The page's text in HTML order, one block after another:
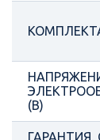
(В)
ГАРАНТИЯ,